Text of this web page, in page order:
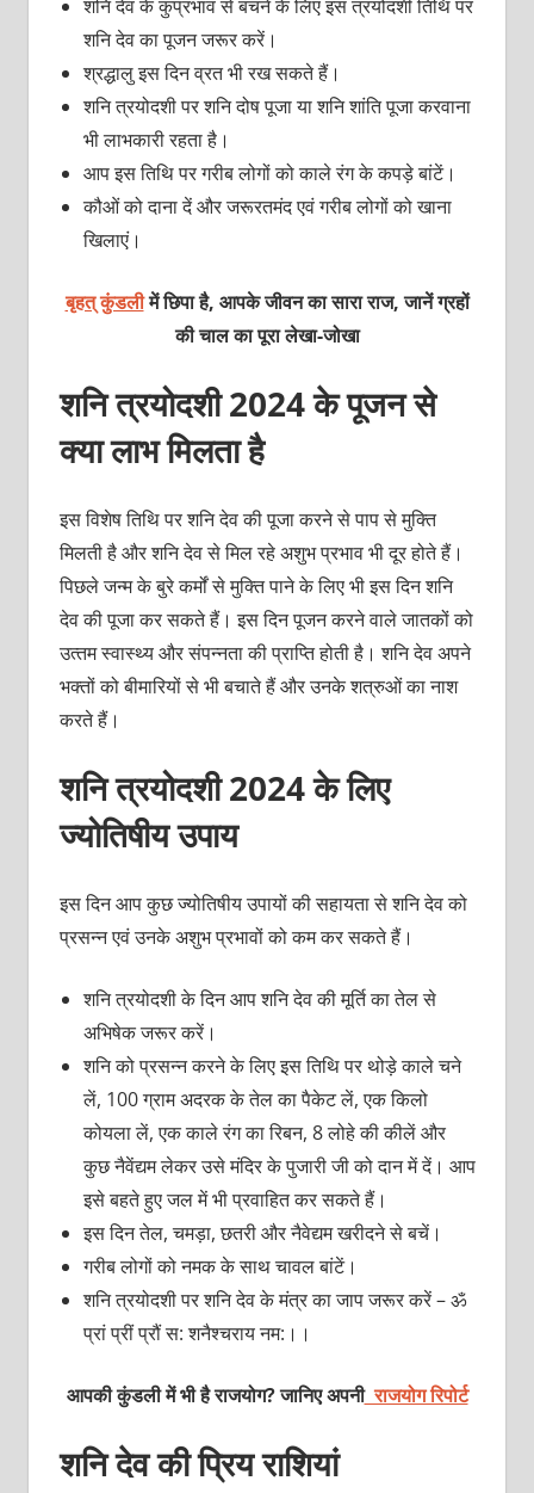
शनि देव के कुप्रभाव से बचने के लिए इस त्रयोदशी तिथि पर
शनि देव का पूजन जरूर करें।
श्रद्धालु इस दिन व्रत भी रख सकते हैं।
शनि त्रयोदशी पर शनि दोष पूजा या शनि शांति पूजा करवाना
भी लाभकारी रहता है।
आप इस तिथि पर गरीब लोगों को काले रंग के कपड़े बांटें।
कौओं को दाना दें और जरूरतमंद एवं गरीब लोगों को खाना
खिलाएं।
बृहत् कुंडलीमें छिपा है, आपके जीवन का सारा राज, जानें ग्रहों
की चाल का पूरा लेखा-जोखा
शनि त्रयोदशी 2024 के पूजन से
क्‍या लाभ मिलता है
इस विशेष तिथि पर शनि देव की पूजा करने से पाप से मुक्‍ति
मिलती है और शनि देव से मिल रहे अशुभ प्रभाव भी दूर होते हैं।
पिछले जन्‍म के बुरे कर्मों से मुक्‍ति पाने के लिए भी इस दिन शनि
देव की पूजा कर सकते हैं। इस दिन पूजन करने वाले जातकों को
उत्‍तम स्‍वास्‍थ्‍य और संपन्‍नता की प्राप्ति होती है। शनि देव अपने
भक्‍तों को बीमारियों से भी बचाते हैं और उनके शत्रुओं का नाश
करते हैं।
शनि त्रयोदशी 2024 के लिए
ज्‍योतिषीय उपाय
इस दिन आप कुछ ज्योतिषीय उपायों की सहायता से शनि देव को
प्रसन्‍न एवं उनके अशुभ प्रभावों को कम कर सकते हैं।
शनि त्रयोदशी के दिन आप शनि देव की मूर्ति का तेल से
अभिषेक जरूर करें।
शनि को प्रसन्‍न करने के लिए इस तिथि पर थोड़े काले चने
लें, 100 ग्राम अदरक के तेल का पैकेट लें, एक किलो
कोयला लें, एक काले रंग का रिबन, 8 लोहे की कीलें और
कुछ नैवेंद्यम लेकर उसे मंदिर के पुजारी जी को दान में दें। आप
इसे बहते हुए जल में भी प्रवाहित कर सकते हैं।
इस दिन तेल, चमड़ा, छतरी और नैवेद्यम खरीदने से बचें।
गरीब लोगों को नमक के साथ चावल बांटें।
शनि त्रयोदशी पर शनि देव के मंत्र का जाप जरूर करें – ॐ
प्रां प्रीं प्रौं स: शनैश्‍चराय नम:।।
आपकी कुंडली में भी है राजयोग? जानिए अपनीराजयोग रिपोर्ट
शनि देव की प्रिय राशियां